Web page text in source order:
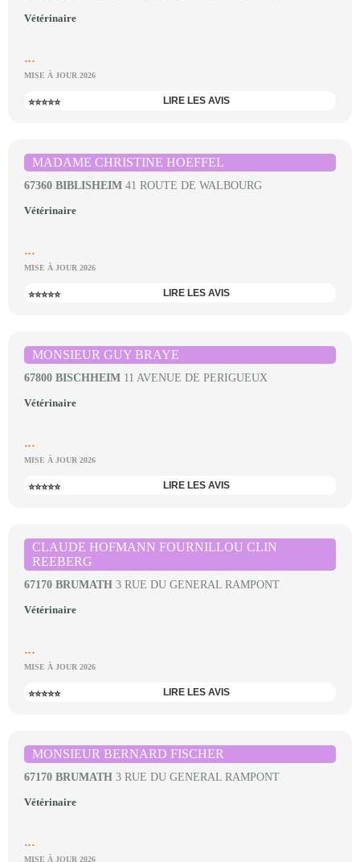
Vétérinaire
...
MISE À JOUR 2026
⭐⭐⭐⭐⭐ LIRE LES AVIS
MADAME CHRISTINE HOEFFEL
67360 BIBLISHEIM 41 ROUTE DE WALBOURG
Vétérinaire
...
MISE À JOUR 2026
⭐⭐⭐⭐⭐ LIRE LES AVIS
MONSIEUR GUY BRAYE
67800 BISCHHEIM 11 AVENUE DE PERIGUEUX
Vétérinaire
...
MISE À JOUR 2026
⭐⭐⭐⭐⭐ LIRE LES AVIS
CLAUDE HOFMANN FOURNILLOU CLIN
REEBERG
67170 BRUMATH 3 RUE DU GENERAL RAMPONT
Vétérinaire
...
MISE À JOUR 2026
⭐⭐⭐⭐⭐ LIRE LES AVIS
MONSIEUR BERNARD FISCHER
67170 BRUMATH 3 RUE DU GENERAL RAMPONT
Vétérinaire
...
MISE À JOUR 2026